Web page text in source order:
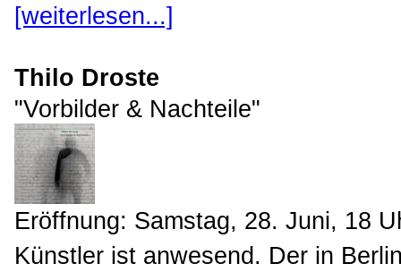
[weiterlesen...]
Thilo Droste
"Vorbilder & Nachteile"
Eröffnung: Samstag, 28. Juni, 18
Künstler ist anwesend. Der in